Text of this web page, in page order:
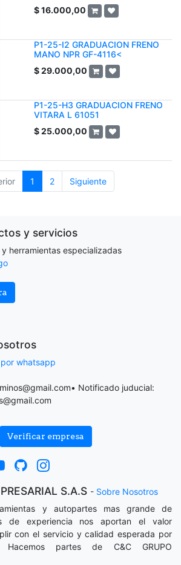
$16.000,00
P1-25-I2 GRADUACION FRENO
MANO NPR GF-4116<
$29.000,00
P1-25-H3 GRADUACION FRENO
VITARA L 61051
$25.000,00
1 2 Siguiente
y servicios
herramientas especializadas
whatsapp
• Notificado juducial:
Verificar empresa
S.A.S - Sobre Nosotros
y autopartes mas grande de
de experiencia nos aportan el valor
con el servicio y calidad esperada por
Hacemos partes de C&C GRUPO